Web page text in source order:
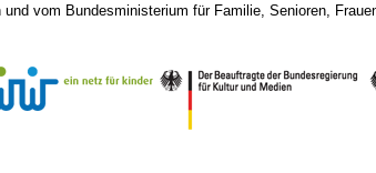
vom Bundesministerium für Familie, Senioren,